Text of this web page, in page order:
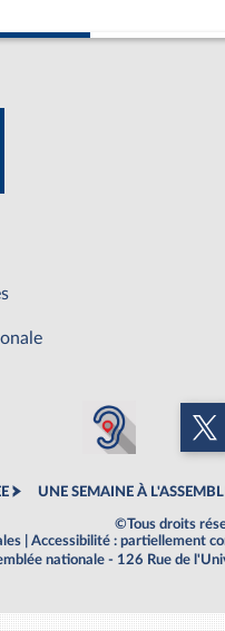
UNE SEMAINE À
©Tous droits
Accessibilité : partiellement
nationale - 126 Rue de